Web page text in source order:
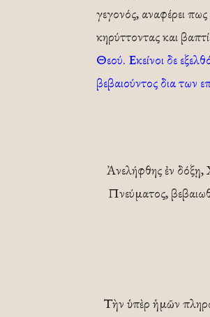
γεγονός, αναφέρει
κηρύττοντας και
Θεού. Εκείνοι δε
βεβαιούντος δια των
Ἀνελήφθης ἐν δόξῃ,
Πνεύματος,
Τὴν ὑπὲρ ἡμῶν